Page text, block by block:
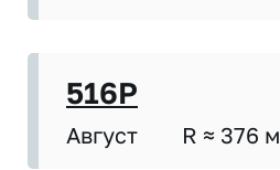
516P
Август R ≈ 376